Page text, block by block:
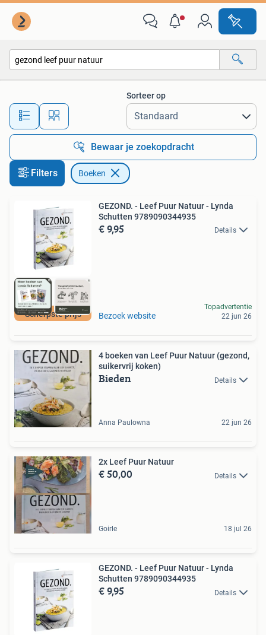
Alle afstanden…
Sorteer op
Bewaar je zoekopdracht
Filters Boeken
Scherpste prijs
GEZOND. - Leef Puur Natuur - Lynda
Schutten 9789090344935
€ 9,95 Details
Bezoek website
Topadvertentie
22 jun 26
4 boeken van Leef Puur Natuur (gezond,
suikervrij koken)
Bieden Details
Anna Paulowna 22 jun 26
2x Leef Puur Natuur
€ 50,00 Details
Goirle 18 jul 26
GEZOND. - Leef Puur Natuur - Lynda
Schutten 9789090344935
€ 9,95 Details